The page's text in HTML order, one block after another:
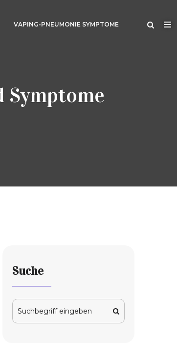
VAPING-PNEUMONIE SYMPTOME
Symptome
Suche